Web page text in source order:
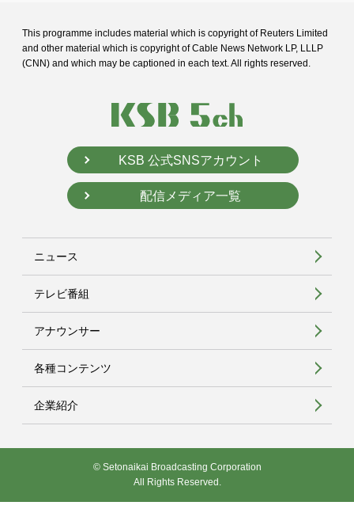
This programme includes material which is copyright of Reuters Limited
and other material which is copyright of Cable News Network LP, LLLP
(CNN) and which may be captioned in each text. All rights reserved.
KSB 公式SNSアカウント
配信メディア一覧
ニュース
テレビ番組
アナウンサー
各種コンテンツ
企業紹介
© Setonaikai Broadcasting Corporation
All Rights Reserved.